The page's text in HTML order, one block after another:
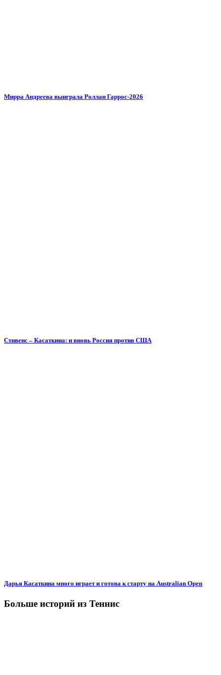
Мирра Андреева выиграла Роллан Гаррос-2026
Стивенс – Касаткина: и вновь Россия против США
Дарья Касаткина много играет и готова к старту на Australian Open
Больше историй из Теннис